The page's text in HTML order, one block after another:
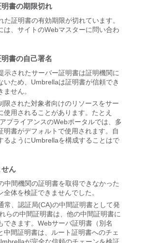
書の期限切れ
た証明書の有効期限が切れています。
は、サイトのWebマスターに問い合わ
書の自己署名
示されたサーバー証明書は証明機関に
いため、Umbrellaは証明書が信頼でき
せん。
限された対象者向けのリソースをサー
使用されることがあります。たとえ
プライアンスのWebポータルでは、多
明書がデフォルトで使用されます。自
るようにUmbrellaを構成することはで
ん
中間機関の証明書を取得できなかった
体を検証できませんでした。
常、認証局(CA)の中間証明書として発
らの中間証明書は、他の中間証明書に
できます。Webサーバ証明書（別名
中間証明書は、ルート証明書へのチェ